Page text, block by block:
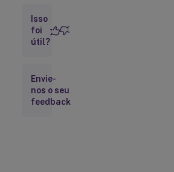
Obter
nomes e
Registro
Isso
foi
útil?
Envie-
nos o seu
feedback